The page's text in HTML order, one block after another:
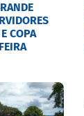
COPA